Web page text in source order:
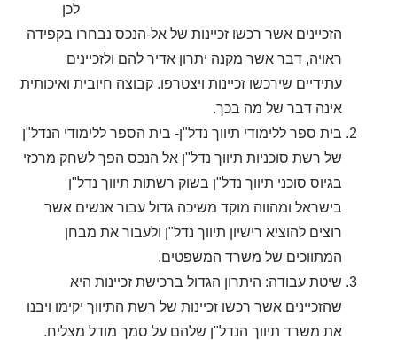
לכן
הזכיינים אשר רכשו זכיינות של אל-הנכס נבחרו בקפידה
ראויה, דבר אשר מקנה יתרון אדיר להם ולזכיינים
עתידיים שירכשו זכיינות ויצטרפו. קבוצה חיובית ואיכותית
אינה דבר של מה בכך.
בית ספר ללימודי תיווך נדל"ן- בית הספר ללימודי הנדל"ן
של רשת סוכניות תיווך נדל"ן אל הנכס הפך לשחק מרכזי
בגיוס סוכני תיווך נדל"ן בשוק רשתות תיווך נדל"ן
בישראל ומהווה מוקד משיכה גדול עבור אנשים אשר
רוצים להוציא רישיון תיווך נדל"ן ולעבור את מבחן
המתווכים של משרד המשפטים.
שיטת עבודה: היתרון הגדול ברכישת זכיינות היא
שהזכיינים אשר רכשו זכיינות של רשת התיווך יקימו ויבנו
את משרד תיווך הנדל"ן שלהם על סמך מודל מצליח.